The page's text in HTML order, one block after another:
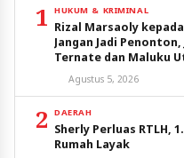
1 HUKUM & KRIMINAL
Rizal Marsaoly
Jangan Jadi
Ternate dan Maluku
Agustus 5, 2026
2 DAERAH
Sherly Perluas RTLH,
Rumah Layak